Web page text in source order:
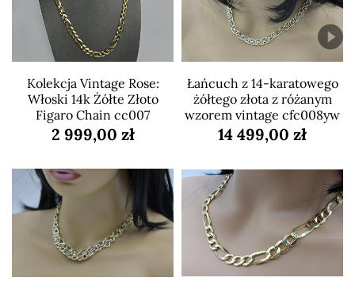
Kolekcja Vintage Rose:
Włoski 14k Żółte Złoto
Figaro Chain cc007
2 999,00 zł
Łańcuch z 14-karatowego
żółtego złota z różanym
wzorem vintage cfc008yw
14 499,00 zł